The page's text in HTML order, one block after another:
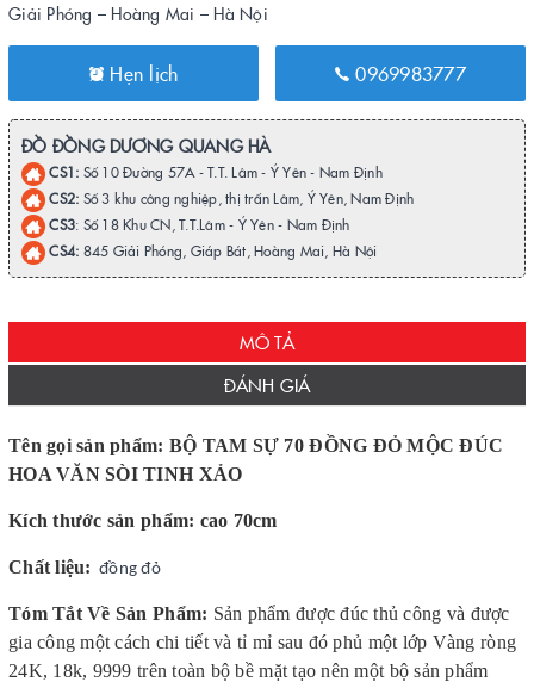
Giải Phóng – Hoàng Mai – Hà Nội
Hẹn lịch 0969983777
ĐỒ ĐỒNG DƯƠNG QUANG HÀ
CS1: Số 10 Đường 57A - T.T. Lâm - Ý Yên - Nam Định
CS2: Số 3 khu công nghiệp, thị trấn Lâm, Ý Yên, Nam Định
CS3: Số 18 Khu CN, T.T.Lâm - Ý Yên - Nam Định
CS4: 845 Giải Phóng, Giáp Bát, Hoàng Mai, Hà Nội
MÔ TẢ
ĐÁNH GIÁ
Tên gọi sản phẩm: BỘ TAM SỰ 70 ĐỒNG ĐỎ MỘC ĐÚC
HOA VĂN SÒI TINH XẢO
Kích thước sản phẩm: cao 70cm
Chất liệu: đồng đỏ
Tóm Tắt Về Sản Phẩm: Sản phẩm được đúc thủ công và được
gia công một cách chi tiết và tỉ mỉ sau đó phủ một lớp Vàng ròng
24K, 18k, 9999 trên toàn bộ bề mặt tạo nên một bộ sản phẩm